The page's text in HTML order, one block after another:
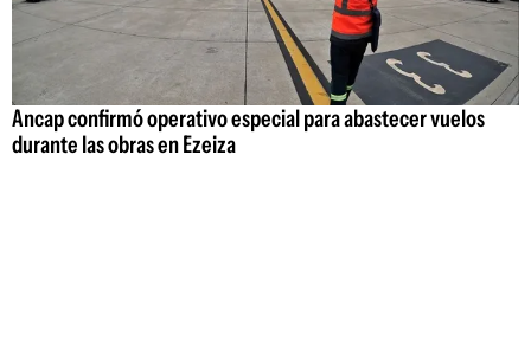
Ancap confirmó operativo especial para abastecer vuelos
durante las obras en Ezeiza